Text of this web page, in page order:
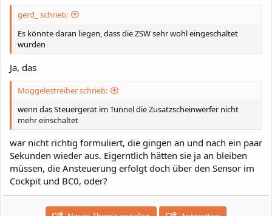
gerd_ schrieb:
Es könnte daran liegen, dass die ZSW sehr wohl eingeschaltet
wurden
Ja, das
Moggelestreiber schrieb:
wenn das Steuergerät im Tunnel die Zusatzscheinwerfer nicht
mehr einschaltet
war nicht richtig formuliert, die gingen an und nach ein paar
Sekunden wieder aus. Eigerntlich hätten sie ja an bleiben
müssen, die Ansteuerung erfolgt doch über den Sensor im
Cockpit und BC0, oder?